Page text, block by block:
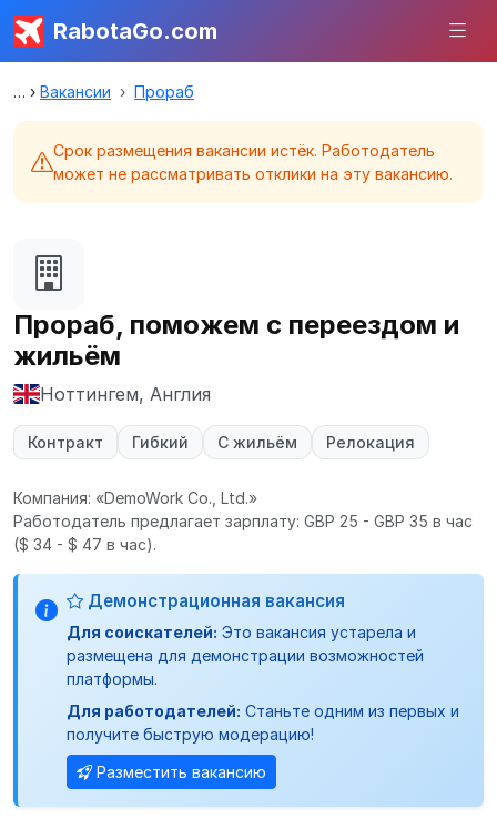
RabotaGo.com
Вакансии Прораб
Срок размещения вакансии истёк. Работодатель
может не рассматривать отклики на эту вакансию.
Прораб, поможем с переездом и
жильём
Ноттингем, Англия
Контракт Гибкий С жильём Релокация
Компания: «DemoWork Co., Ltd.»
Работодатель предлагает зарплату: GBP 25 - GBP 35 в час
($ 34 - $ 47 в час).
Демонстрационная вакансия
Для соискателей: Это вакансия устарела и
размещена для демонстрации возможностей
платформы.
Для работодателей: Станьте одним из первых и
получите быструю модерацию!
Разместить вакансию